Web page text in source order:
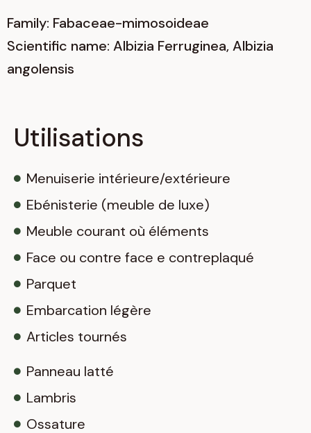
Family: Fabaceae-mimosoideae
Scientific name: Albizia Ferruginea, Albizia
angolensis
Utilisations
Menuiserie intérieure/extérieure
Ebénisterie (meuble de luxe)
Meuble courant où éléments
Face ou contre face e contreplaqué
Parquet
Embarcation légère
Articles tournés
Panneau latté
Lambris
Ossature